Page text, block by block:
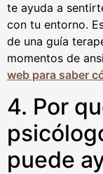
te ayuda a
con tu entorno.
de una guía
momentos de
web para saber
4. Por
puede